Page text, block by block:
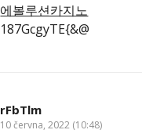
에볼루션카지노
187GcgyTE{&@
rFbTlm
10 června, 2022 (10:48)